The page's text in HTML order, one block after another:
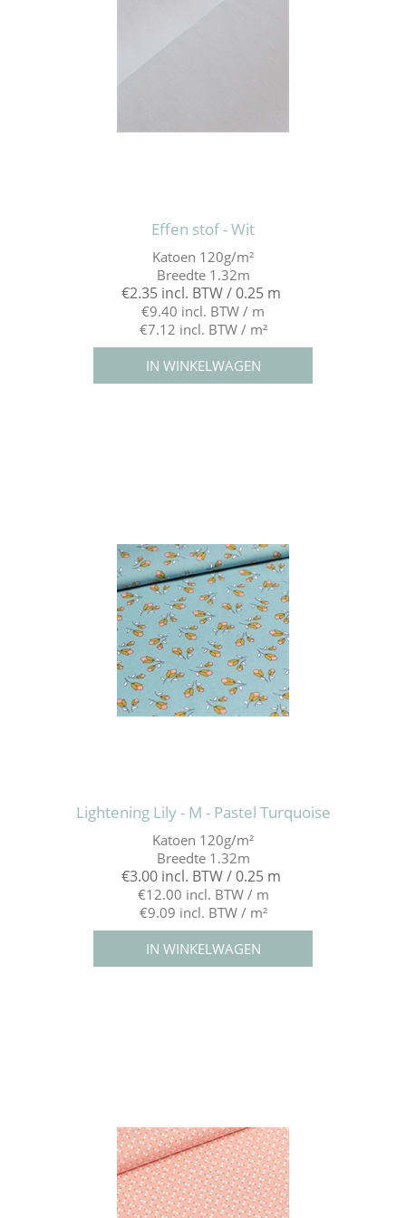
Effen stof - Wit
Katoen 120g/m²
Breedte 1.32m
€2.35 incl. BTW / 0.25 m
€9.40 incl. BTW / m
€7.12 incl. BTW / m²
Lightening Lily - M - Pastel Turquoise
Katoen 120g/m²
Breedte 1.32m
€3.00 incl. BTW / 0.25 m
€12.00 incl. BTW / m
€9.09 incl. BTW / m²